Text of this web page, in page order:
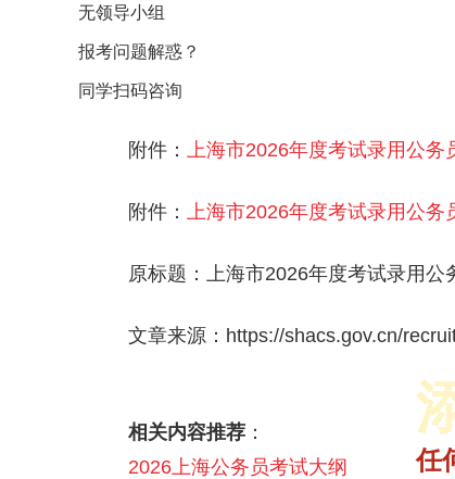
无领导小组
报考问题解惑？
同学扫码咨询
附件： 上海市2026年度考试录用公务
附件： 上海市2026年度考试录用公务
原标题：上海市2026年度考试录用公
文章来源：https://shacs.gov.cn/
2025年省联考成绩入口|查询时间汇总2025年各省公务员1元面试礼包
2025省面多师领学理论决胜课 任
相关内容推荐 ：
2026上海公务员考试大纲